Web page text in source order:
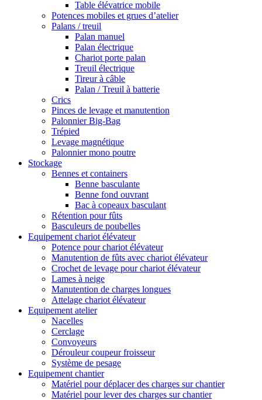
Table élévatrice mobile
Potences mobiles et grues d’atelier
Palans / treuil
Palan manuel
Palan électrique
Chariot porte palan
Treuil électrique
Tireur à câble
Palan / Treuil à batterie
Crics
Pinces de levage et manutention
Palonnier Big-Bag
Trépied
Levage magnétique
Palonnier mono poutre
Stockage
Bennes et containers
Benne basculante
Benne fond ouvrant
Bac à copeaux basculant
Rétention pour fûts
Basculeurs de poubelles
Equipement chariot élévateur
Potence pour chariot élévateur
Manutention de fûts avec chariot élévateur
Crochet de levage pour chariot élévateur
Lames à neige
Manutention de charges longues
Attelage chariot élévateur
Equipement atelier
Nacelles
Cerclage
Convoyeurs
Dérouleur coupeur froisseur
Système de pesage
Equipement chantier
Matériel pour déplacer des charges sur chantier
Matériel pour lever des charges sur chantier